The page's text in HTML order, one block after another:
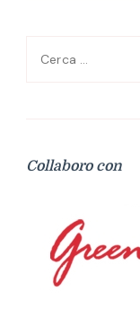
Ricerca
Collaboro con